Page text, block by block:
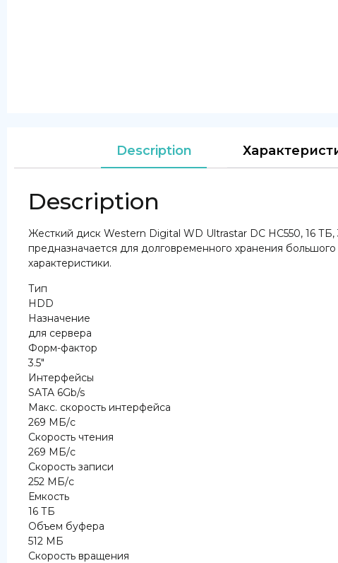
Description
Description
Жесткий диск Western Digital WD Ultrastar DC HC550, 16
предназначается для долговременного хранения
характеристики.
Тип
HDD
Назначение
для сервера
Форм-фактор
3.5″
Интерфейсы
SATA 6Gb/s
Макс. скорость интерфейса
269 МБ/с
Скорость чтения
269 МБ/с
Скорость записи
252 МБ/с
Емкость
16 ТБ
Объем буфера
512 МБ
Скорость вращения